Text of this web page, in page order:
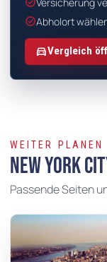
check_circleAbholort
directions_carVergleich
WEITER PLANEN
New York
Passende Seiten